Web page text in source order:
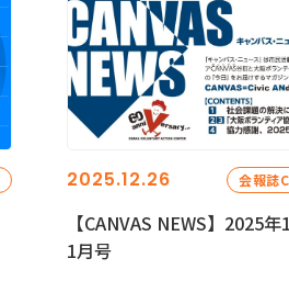
2025.12.26 会報誌
【CANVAS NEWS】2025
1月号